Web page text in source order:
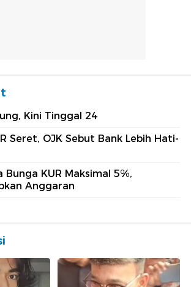
Kini Tinggal 24
Seret, OJK Sebut Bank Lebih Hati-
Bunga KUR Maksimal 5%,
Anggaran